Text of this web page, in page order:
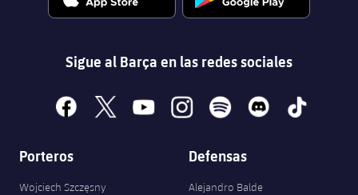
Sigue al Barça en las redes sociales
facebook
x youtubeinstagramspotify discord tiktok
Porteros
Wojciech Szczęsny
Defensas
Alejandro Balde